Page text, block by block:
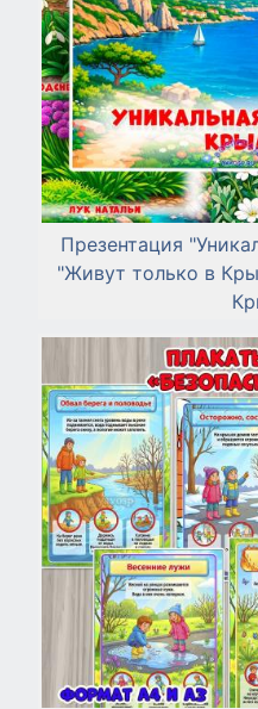
Презентация
"Живут только в